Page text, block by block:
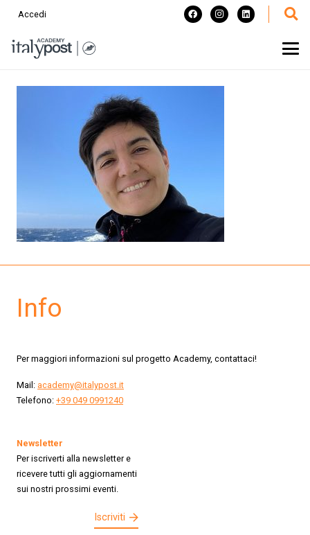
Accedi
Info
Per maggiori informazioni sul progetto Academy, contattaci!
Mail: academy@italypost.it
Telefono: +39 049 0991240
Newsletter
Per iscriverti alla newsletter e
ricevere tutti gli aggiornamenti
sui nostri prossimi eventi.
Iscriviti